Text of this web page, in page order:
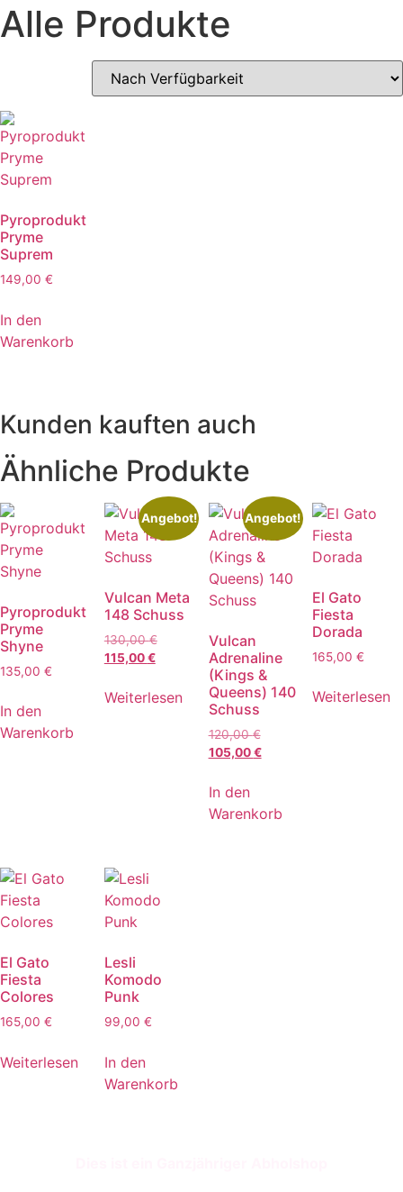
Alle Produkte
Pyroprodukt
Pryme
Suprem
149,00 €
In den
Warenkorb
Kunden kauften auch
Ähnliche Produkte
Pyroprodukt
Pryme
Shyne
135,00 €
In den
Warenkorb
Angebot!
Vulcan Meta
148 Schuss
130,00€Ursprünglicher
130,00 €
115,00€Aktueller
ist:
Weiterlesen
Angebot!
Vulcan
Adrenaline
(Kings &
Queens) 140
Schuss
120,00€Ursprünglicher
Preis
105,00€Aktueller
105,00 €.
In den
Warenkorb
El Gato
Fiesta
Dorada
165,00€
Weiterlesen
El Gato
Fiesta
Colores
165,00 €
Weiterlesen
Lesli
Komodo
Punk
99,00 €
In den
Warenkorb